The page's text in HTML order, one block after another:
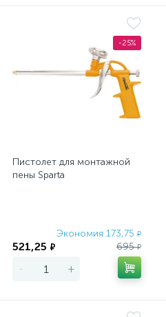
-25%
Пистолет для монтажной
пены Sparta
Экономия 173,75 ₽
521,25 ₽ 695₽
- +